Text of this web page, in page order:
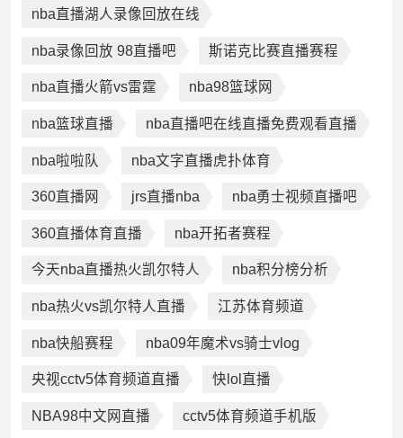
nba直播湖人录像回放在线
nba录像回放 98直播吧 斯诺克比赛直播赛程
nba直播火箭vs雷霆 nba98篮球网
nba篮球直播 nba直播吧在线直播免费观看直播
nba啦啦队 nba文字直播虎扑体育
360直播网 jrs直播nba nba勇士视频直播吧
360直播体育直播 nba开拓者赛程
今天nba直播热火凯尔特人 nba积分榜分析
nba热火vs凯尔特人直播 江苏体育频道
nba快船赛程 nba09年魔术vs骑士vlog
央视cctv5体育频道直播 快lol直播
NBA98中文网直播 cctv5体育频道手机版